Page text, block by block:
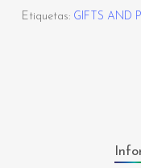
Etiquetas: GIFTS AND